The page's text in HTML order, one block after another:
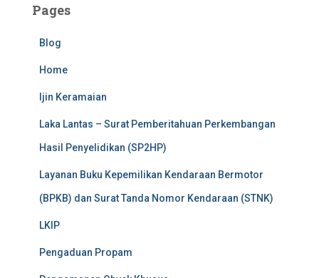
Pages
Blog
Home
Ijin Keramaian
Laka Lantas – Surat Pemberitahuan Perkembangan
Hasil Penyelidikan (SP2HP)
Layanan Buku Kepemilikan Kendaraan Bermotor
(BPKB) dan Surat Tanda Nomor Kendaraan (STNK)
LKIP
Pengaduan Propam